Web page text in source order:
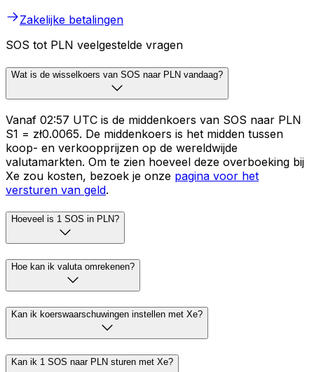
Zakelijke betalingen
SOS tot PLN veelgestelde vragen
Wat is de wisselkoers van SOS naar PLN vandaag?
Vanaf 02:57 UTC is de middenkoers van SOS naar PLN
S1 = zł0.0065. De middenkoers is het midden tussen
koop- en verkoopprijzen op de wereldwijde
valutamarkten. Om te zien hoeveel deze overboeking bij
Xe zou kosten, bezoek je onze pagina voor het
versturen van geld.
Hoeveel is 1 SOS in PLN?
Hoe kan ik valuta omrekenen?
Kan ik koerswaarschuwingen instellen met Xe?
Kan ik 1 SOS naar PLN sturen met Xe?